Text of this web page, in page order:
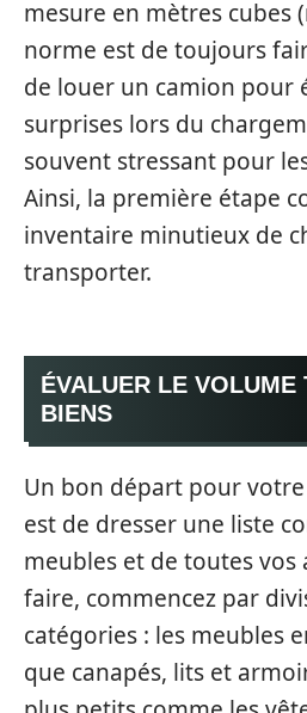
mesure en mètres cubes
norme est de toujours
de louer un camion pour
surprises lors du
souvent stressant pour
Ainsi, la première étape
inventaire minutieux de
transporter.
ÉVALUER LE VOLUME
BIENS
Un bon départ pour
est de dresser une liste
meubles et de toutes vos
faire, commencez par
catégories : les meubles
que canapés, lits et